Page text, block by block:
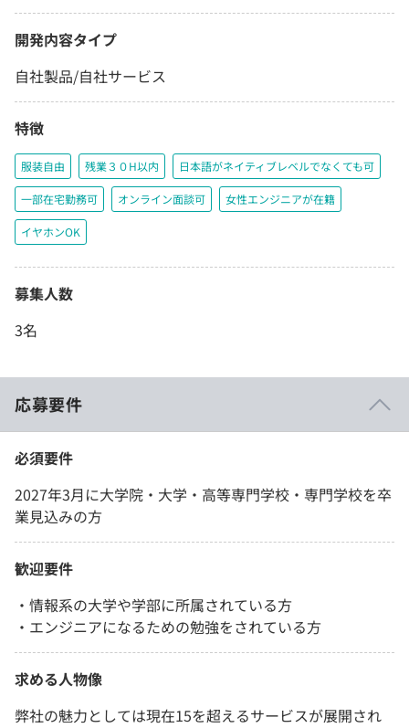
開発内容タイプ
自社製品/自社サービス
特徴
服装自由 残業３０H以内 日本語がネイティブレベルでなくても可
一部在宅勤務可 オンライン面談可 女性エンジニアが在籍
イヤホンOK
募集人数
3名
応募要件
必須要件
2027年3月に大学院・大学・高等専門学校・専門学校を卒
業見込みの方
歓迎要件
・情報系の大学や学部に所属されている方
・エンジニアになるための勉強をされている方
求める人物像
弊社の魅力としては現在15を超えるサービスが展開され